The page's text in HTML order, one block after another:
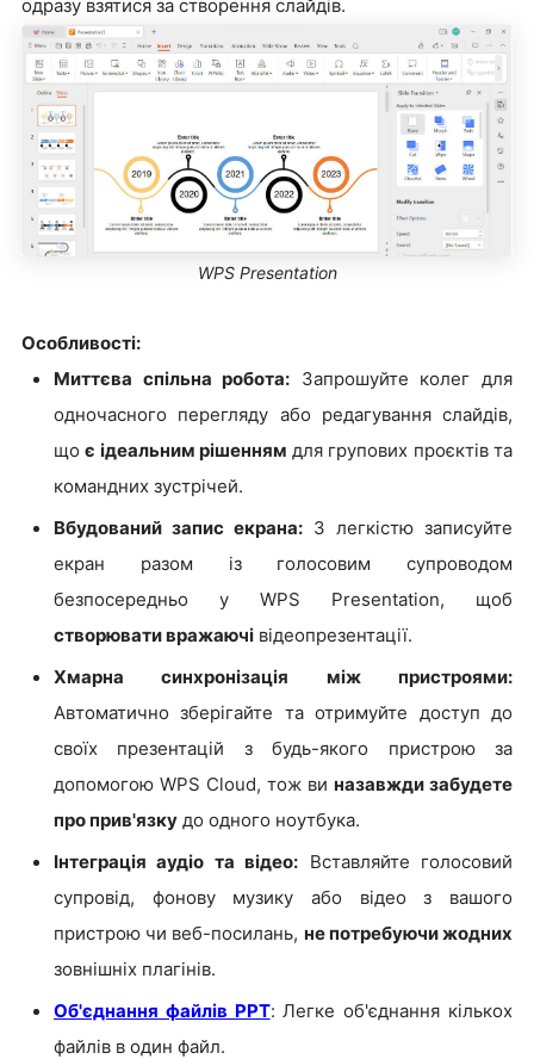
одразу взятися за створення слайдів.
WPS Presentation
Особливості:
Миттєва спільна робота: Запрошуйте колег для
одночасного перегляду або редагування слайдів,
щоє ідеальним рішенням для групових проєктів та
командних зустрічей.
Вбудований запис екрана: З легкістю записуйте
екран разом із голосовим супроводом
безпосередньо у WPS Presentation, щоб
створювати вражаючі відеопрезентації.
Хмарна синхронізація між пристроями:
Автоматично зберігайте та отримуйте доступ до
своїх презентацій з будь-якого пристрою за
допомогою WPS Cloud, тож ви назавжди забудете
про прив'язку до одного ноутбука.
Інтеграція аудіо та відео: Вставляйте голосовий
супровід, фонову музику або відео з вашого
пристрою чи веб-посилань, не потребуючи жодних
зовнішніх плагінів.
Об'єднання файлів PPT: Легке об'єднання кількох
файлів в один файл.